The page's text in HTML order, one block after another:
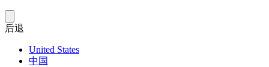
后退
United States
中国